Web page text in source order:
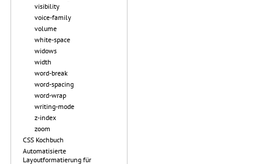
visibility
voice-family
volume
white-space
widows
width
word-break
word-spacing
word-wrap
writing-mode
z-index
zoom
CSS Kochbuch
Automatisierte
Layoutformatierung für